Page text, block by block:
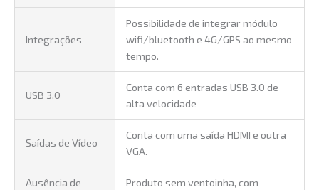
Integrações
Possibilidade de integrar módulo
wifi/bluetooth e 4G/GPS ao mesmo
tempo.
USB 3.0
Conta com 6 entradas USB 3.0 de
alta velocidade
Saídas de Vídeo
Conta com uma saída HDMI e outra
VGA.
Ausência de
Produto sem ventoinha, com